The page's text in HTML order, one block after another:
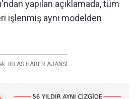
yapılan açıklamada, tüm
işlenmiş aynı modelden
İHLAS HABER AJANSI